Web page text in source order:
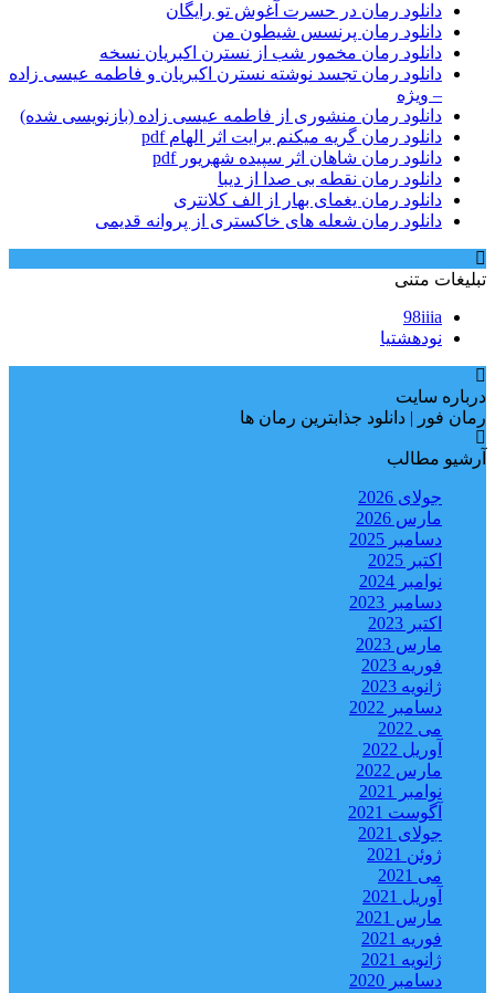
دانلود رمان در حسرت آغوش تو رایگان
دانلود رمان پرنسس شیطون من
دانلود رمان مخمور شب از نسترن اکبریان نسخه
دانلود رمان تجسد نوشته نسترن اکبریان و فاطمه عیسی زاده
– ویژه
دانلود رمان منشوری از فاطمه عیسی زاده (بازنویسی شده)
دانلود رمان گریه میکنم برایت اثر الهام pdf
دانلود رمان شاهان اثر سپیده شهریور pdf
دانلود رمان نقطه بی صدا از دیبا
دانلود رمان یغمای بهار از الف کلانتری
دانلود رمان شعله های خاکستری از پروانه قدیمی
تبلیغات متنی
98iiia
نودهشتیا
درباره سایت
رمان فور | دانلود جذابترین رمان ها
آرشیو مطالب
جولای 2026
مارس 2026
دسامبر 2025
اکتبر 2025
نوامبر 2024
دسامبر 2023
اکتبر 2023
مارس 2023
فوریه 2023
ژانویه 2023
دسامبر 2022
می 2022
آوریل 2022
مارس 2022
نوامبر 2021
آگوست 2021
جولای 2021
ژوئن 2021
می 2021
آوریل 2021
مارس 2021
فوریه 2021
ژانویه 2021
دسامبر 2020